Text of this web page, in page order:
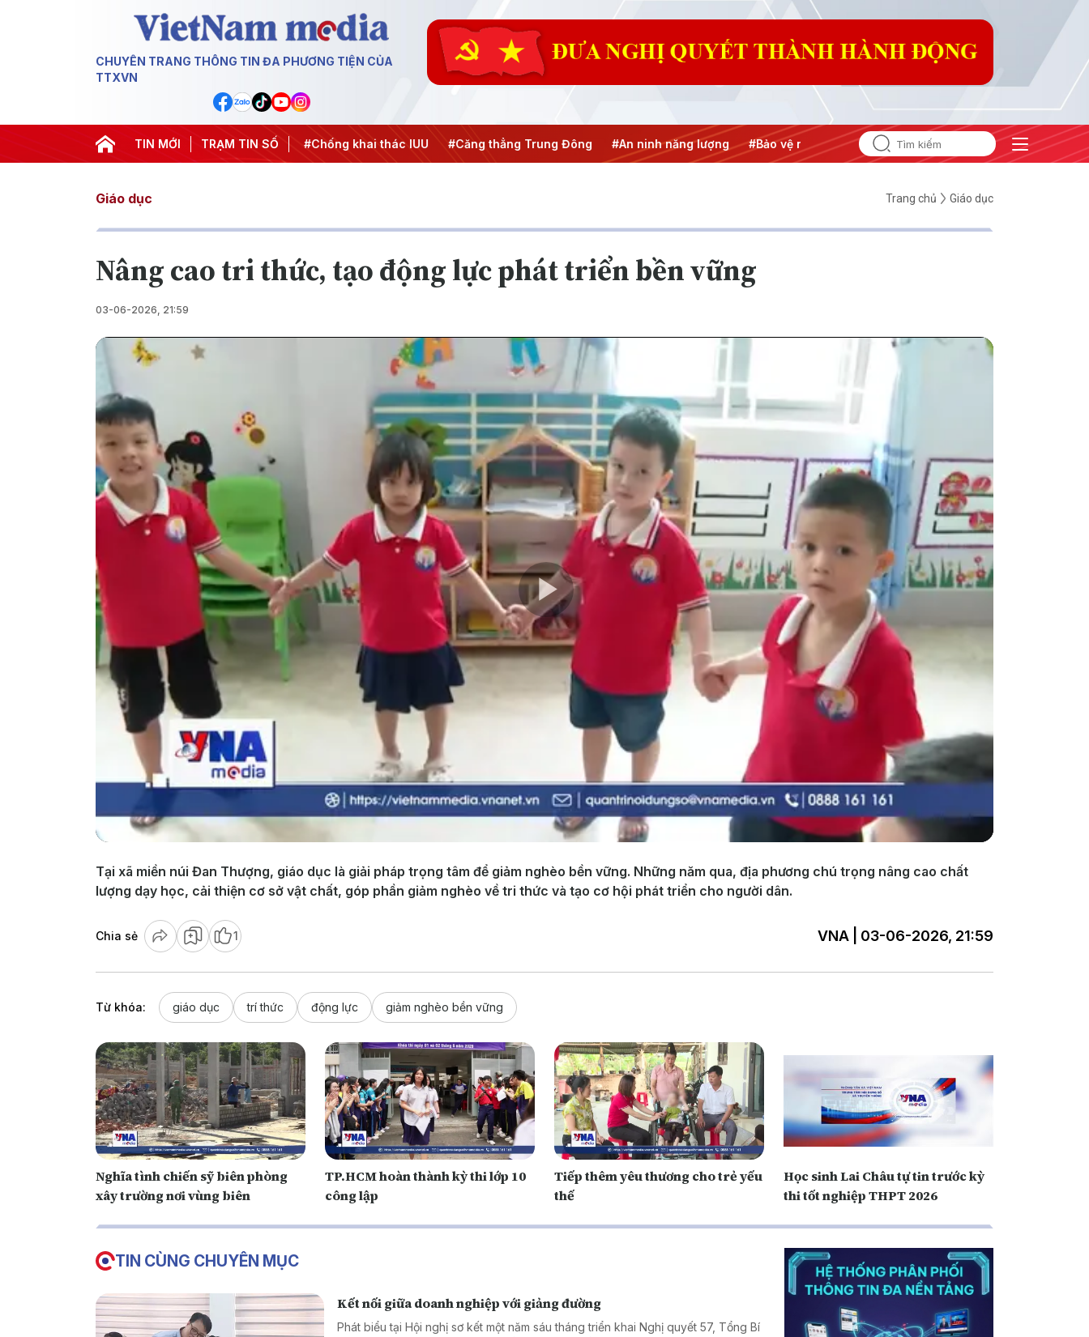
CHUYÊN TRANG THÔNG TIN ĐA PHƯƠNG TIỆN CỦA
TTXVN
TIN MỚI TRẠM TIN SỐ
#Chiến dịch 500 ngày đêm #Chống khai thác IUU #Căng thẳng Trung Đông #An ninh năng lượng #Bảo vệ nền tảng tư tưởng của Đảng #Hội nghị Trung ương
Giáo dục Trang chủ Giáo dục
Nâng cao tri thức, tạo động lực phát triển bền vững
03-06-2026, 21:59
Play
Video
Tại xã miền núi Đan Thượng, giáo dục là giải pháp trọng tâm để giảm nghèo bền vững. Những năm qua, địa phương chú trọng nâng cao chất
lượng dạy học, cải thiện cơ sở vật chất, góp phần giảm nghèo về tri thức và tạo cơ hội phát triển cho người dân.
Chia sẻ 1 VNA | 03-06-2026, 21:59
Từ khóa: giáo dục trí thức động lực giảm nghèo bền vững
Nghĩa tình chiến sỹ biên phòng
xây trường nơi vùng biên
TP.HCM hoàn thành kỳ thi lớp 10
công lập
Tiếp thêm yêu thương cho trẻ yếu
thế
Học sinh Lai Châu tự tin trước kỳ
thi tốt nghiệp THPT 2026
TIN CÙNG CHUYÊN MỤC
Kết nối giữa doanh nghiệp với giảng đường
Phát biểu tại Hội nghị sơ kết một năm sáu tháng triển khai Nghị quyết 57, Tổng Bí